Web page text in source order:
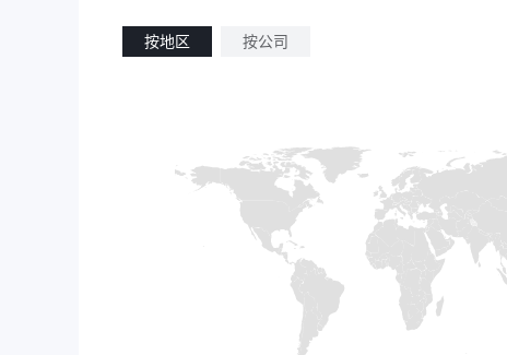
按地区 按公司